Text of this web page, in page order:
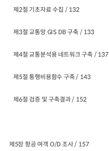
제2절 기초자료 수집 / 132
제3절 교통망 GIS DB 구축 / 133
제4절 교통분석용 네트워크 구축 / 137
제5절 통행비용함수 구축 / 143
제6절 검증 및 구축결과 / 152
제5장 항공 여객 O/D 조사 / 157